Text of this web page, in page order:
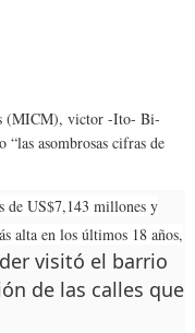
(MICM), victor -Ito- Bi­
asombrosas cifras de
de US$7,143 millones y
alta en los últimos 18 años,
visitó el barrio
de las calles que